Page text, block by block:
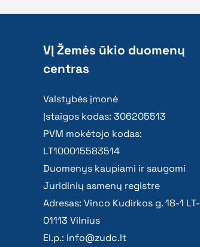
VĮ Žemės ūkio duomenų
centras
Valstybės įmonė
Įstaigos kodas: 306205513
PVM mokėtojo kodas:
LT100015583514
Duomenys kaupiami ir saugomi
Juridinių asmenų registre
Adresas: Vinco Kudirkos g. 18-1 LT-
01113 Vilnius
El.p.: info@zudc.lt